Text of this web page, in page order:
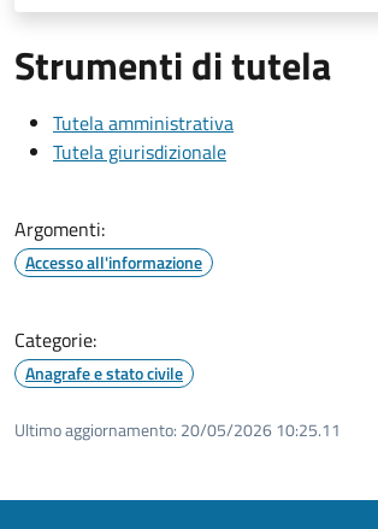
Strumenti di tutela
Tutela amministrativa
Tutela giurisdizionale
Argomenti:
Accesso all'informazione
Categorie:
Anagrafe e stato civile
Ultimo aggiornamento: 20/05/2026 10:25.11